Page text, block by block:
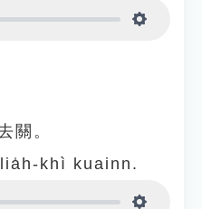
關。
khì kuainn.